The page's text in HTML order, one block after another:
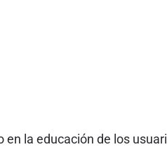
en la educación de los